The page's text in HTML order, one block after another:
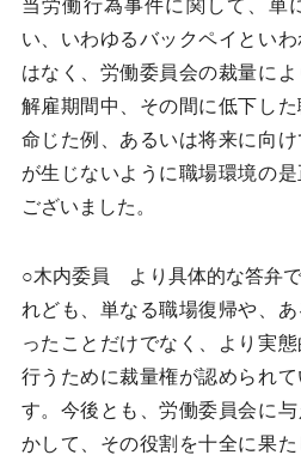
当労働行為事件に関して、単
い、いわゆるバックペイとい
はなく、労働委員会の裁量に
解雇期間中、その間に低下し
命じた例、あるいは将来に向
が生じないように職場環境の
ございました。
○木内委員 より具体的な答弁
れども、単なる職場復帰や、
ったことだけでなく、より実
行うために裁量権が認められ
す。今後とも、労働委員会に
かして、その役割を十全に果